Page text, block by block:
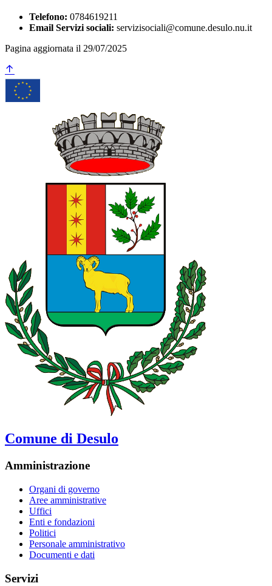
Telefono: 0784619211
Email Servizi sociali: servizisociali@comune.desulo.nu.it
Pagina aggiornata il 29/07/2025
Comune di Desulo
Amministrazione
Organi di governo
Aree amministrative
Uffici
Enti e fondazioni
Politici
Personale amministrativo
Documenti e dati
Servizi